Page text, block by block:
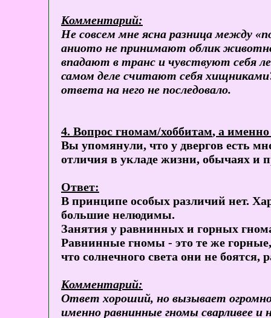
Комментарий:
Не совсем мне ясна разница между
аниото не принимают облик
впадают в транс и чувствуют себя
самом деле считают себя хищниками?
ответа на него не последовало.
4. Вопрос гномам/хоббитам, а
Вы упомянули, что у двергов есть
отличия в укладе жизни, обычаях
Ответ:
В принципе особых различий нет.
большие нелюдимы.
Занятия у равнинных и горных
Равнинные гномы - это те же
что солнечного света они не
Комментарий:
Ответ хороший, но вызывает
именно равнинные гномы сварливее